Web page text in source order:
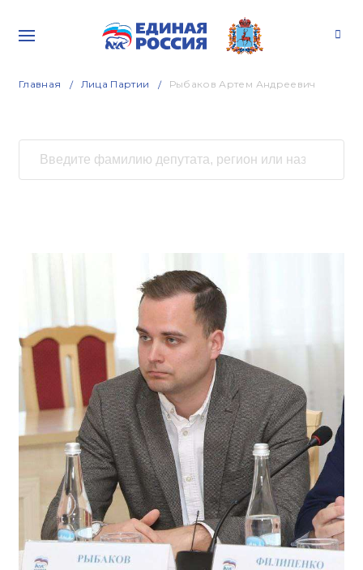
Главная Лица Партии Рыбаков Артем Андреевич